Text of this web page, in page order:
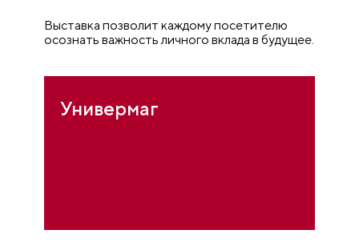
Выставка позволит каждому посетителю
осознать важность личного вклада в будущее.
Универмаг